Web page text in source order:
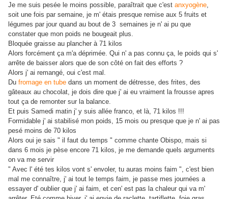
Je me suis pesée le moins possible, paraîtrait que c'est anxyogène,
soit une fois par semaine, je m' étais presque remise aux 5 fruits et
légumes par jour quand au bout de 3 semaines je n' ai pu que
constater que mon poids ne bougeait plus.
Bloquée graisse au plancher à 71 kilos
Alors forcément ça m'a déprimée. Qui n' a pas connu ça, le poids qui s'
arrête de baisser alors que de son côté on fait des efforts ?
Alors j' ai remangé, oui c'est mal.
Du fromage en tube dans un moment de détresse, des frites, des
gâteaux au chocolat, je dois dire que j' ai eu vraiment la frousse apres
tout ça de remonter sur la balance.
Et puis Samedi matin j' y suis allée franco, et là, 71 kilos !!!
Formidable j' ai stabilisé mon poids, 15 mois ou presque que je n' ai pas
pesé moins de 70 kilos
Alors oui je sais " il faut du temps " comme chante Obispo, mais si
dans 6 mois je pèse encore 71 kilos, je me demande quels arguments
on va me servir
" Avec l' été tes kilos vont s' envoler, tu auras moins faim ", c'est bien
mal me connaître, j' ai tout le temps faim, je passe mes journées a
essayer d' oublier que j' ai faim, et cen' est pas la chaleur qui va m'